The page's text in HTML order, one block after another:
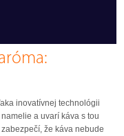
inovatívnej technológii
a uvarí káva s tou
že káva nebude